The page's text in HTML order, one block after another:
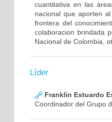
cuantitativa en las
nacional que aporten
frontera del
colaboracion brindada
Nacional de Colombia,
Líder
Franklin Estuardo
Coordinador del Grupo